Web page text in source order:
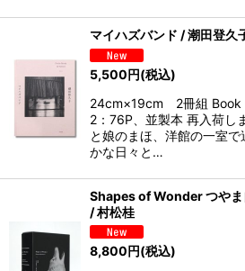
マイハズバンド / 潮田登久
5,500円(税込)
24cm×19cm 2冊組 Book
2：76P、並製本 再入荷し
と娘のまほ、洋館の一室
かな日々と…
Shapes of Wonder つやま
/ 村松桂
8,800 円(税込)